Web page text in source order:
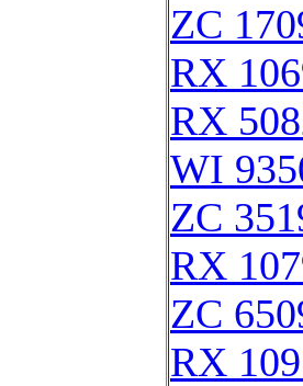
ZC
RX
RX
WI
ZC
RX
ZC
RX